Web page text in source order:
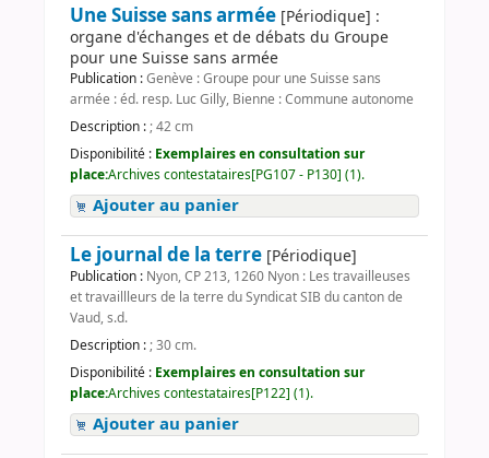
Une Suisse sans armée [Périodique] :
organe d'échanges et de débats du Groupe
pour une Suisse sans armée
Publication :Genève : Groupe pour une Suisse sans
armée : éd. resp. Luc Gilly, Bienne : Commune autonome
Description :; 42 cm
Disponibilité : Exemplaires en consultation sur
place:Archives contestataires[PG107 - P130] (1).
Ajouter au panier
Le journal de la terre [Périodique]
Publication : Nyon, CP 213, 1260 Nyon : Les travailleuses
et travaillleurs de la terre du Syndicat SIB du canton de
Vaud, s.d.
Description :; 30 cm.
Disponibilité : Exemplaires en consultation sur
place:Archives contestataires[P122] (1).
Ajouter au panier